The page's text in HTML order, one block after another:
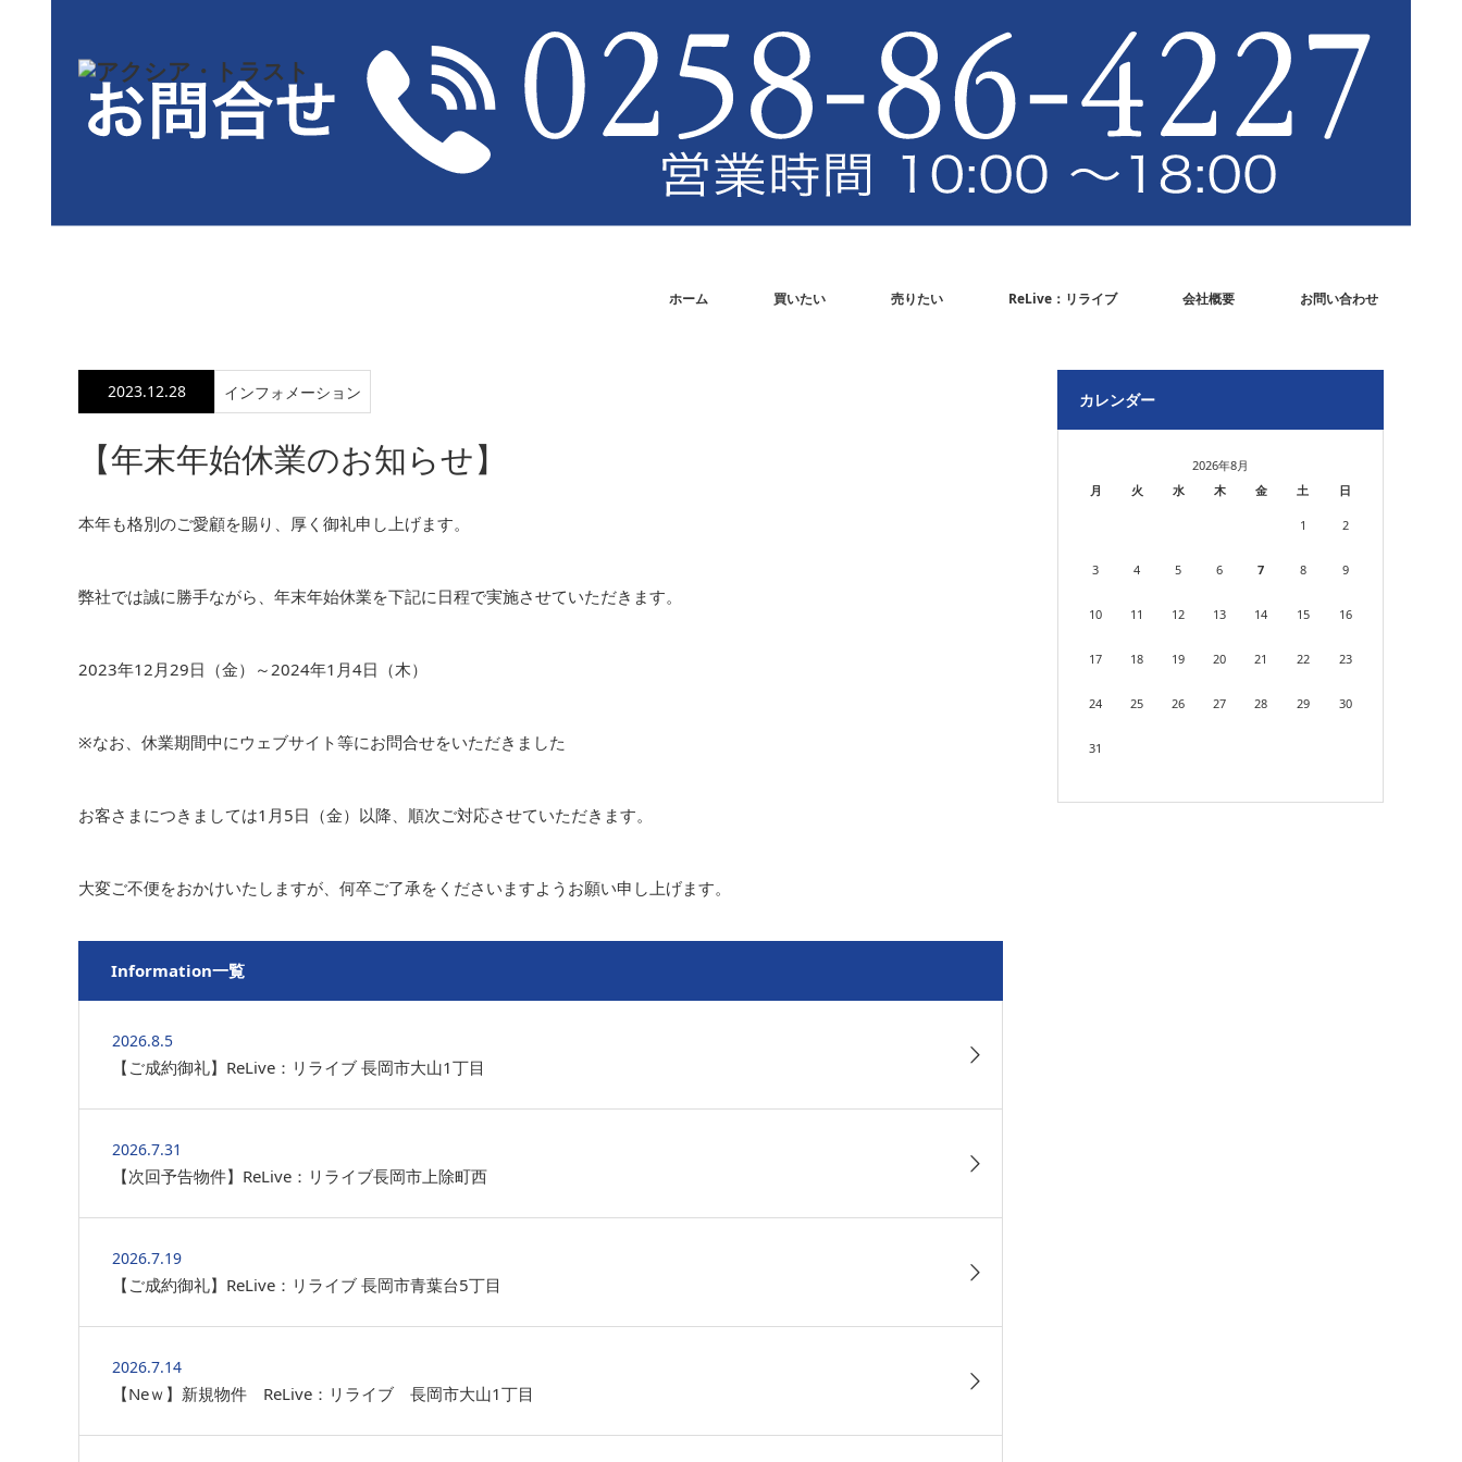
ホーム 買いたい 売りたい ReLive：リライブ 会社概要 お問い合わせ
【年末年始休業のお知らせ】
2023.12.28 インフォメーション
【年末年始休業のお知らせ】
本年も格別のご愛顧を賜り、厚く御礼申し上げます。
弊社では誠に勝手ながら、年末年始休業を下記に日程で実施させていただきます。
2023年12月29日（金）～2024年1月4日（木）
※なお、休業期間中にウェブサイト等にお問合せをいただきました
お客さまにつきましては1月5日（金）以降、順次ご対応させていただきます。
大変ご不便をおかけいたしますが、何卒ご了承をくださいますようお願い申し上げます。
Information一覧
2026.8.5
【ご成約御礼】ReLive：リライブ 長岡市大山1丁目
2026.7.31
【次回予告物件】ReLive：リライブ長岡市上除町西
2026.7.19
【ご成約御礼】ReLive：リライブ 長岡市青葉台5丁目
2026.7.14
【Neｗ】新規物件 ReLive：リライブ 長岡市大山1丁目
カレンダー
2026年8月
月
火 水 木 金 土 日
1 2
3 4 5 6 7 8 9
10 11 12 13 14 15 16
17 18 19 20 21 22 23
24 25 26 27 28 29 30
31